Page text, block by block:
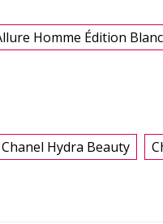
Homme Édition
Chanel Hydra Beauty